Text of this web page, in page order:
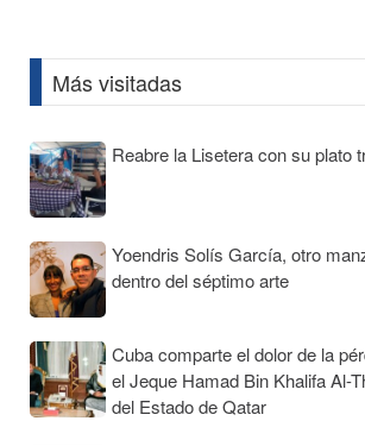
Más visitadas
Reabre la Lisetera con su plato
Yoendris Solís García, otro
dentro del séptimo arte
Cuba comparte el dolor de la
el Jeque Hamad Bin Khalifa Al-
del Estado de Qatar